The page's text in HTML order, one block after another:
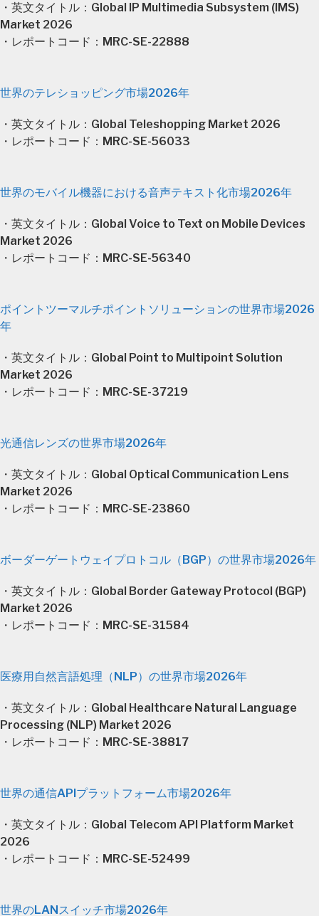
・英文タイトル：Global IP Multimedia Subsystem (IMS)
Market 2026
・レポートコード：MRC-SE-22888
世界のテレショッピング市場2026年
・英文タイトル：Global Teleshopping Market 2026
・レポートコード：MRC-SE-56033
世界のモバイル機器における音声テキスト化市場2026年
・英文タイトル：Global Voice to Text on Mobile Devices
Market 2026
・レポートコード：MRC-SE-56340
ポイントツーマルチポイントソリューションの世界市場2026
年
・英文タイトル：Global Point to Multipoint Solution
Market 2026
・レポートコード：MRC-SE-37219
光通信レンズの世界市場2026年
・英文タイトル：Global Optical Communication Lens
Market 2026
・レポートコード：MRC-SE-23860
ボーダーゲートウェイプロトコル（BGP）の世界市場2026年
・英文タイトル：Global Border Gateway Protocol (BGP)
Market 2026
・レポートコード：MRC-SE-31584
医療用自然言語処理（NLP）の世界市場2026年
・英文タイトル：Global Healthcare Natural Language
Processing (NLP) Market 2026
・レポートコード：MRC-SE-38817
世界の通信APIプラットフォーム市場2026年
・英文タイトル：Global Telecom API Platform Market
2026
・レポートコード：MRC-SE-52499
世界のLANスイッチ市場2026年